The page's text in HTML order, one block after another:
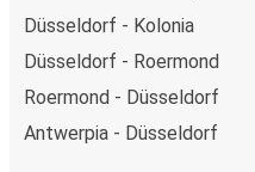
Düsseldorf - Kolonia
Düsseldorf - Roermond
Roermond - Düsseldorf
Antwerpia - Düsseldorf